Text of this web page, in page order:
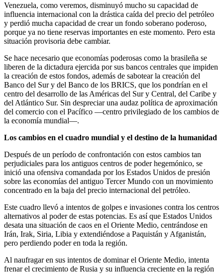
Venezuela, como veremos, disminuyó mucho su capacidad de
influencia internacional con la drástica caída del precio del petróleo
y perdió mucha capacidad de crear un fondo soberano poderoso,
porque ya no tiene reservas importantes en este momento. Pero esta
situación provisoria debe cambiar.
Se hace necesario que economías poderosas como la brasileña se
liberen de la dictadura ejercida por sus bancos centrales que impiden
la creación de estos fondos, además de sabotear la creación del
Banco del Sur y del Banco de los BRICS, que los pondrían en el
centro del desarrollo de las Américas del Sur y Central, del Caribe y
del Atlántico Sur. Sin despreciar una audaz política de aproximación
del comercio con el Pacífico —centro privilegiado de los cambios de
la economía mundial—.
Los cambios en el cuadro mundial y el destino de la humanidad
Después de un período de confrontación con estos cambios tan
perjudiciales para los antiguos centros de poder hegemónico, se
inició una ofensiva comandada por los Estados Unidos de presión
sobre las economías del antiguo Tercer Mundo con un movimiento
concentrado en la baja del precio internacional del petróleo.
Este cuadro llevó a intentos de golpes e invasiones contra los centros
alternativos al poder de estas potencias. Es así que Estados Unidos
desata una situación de caos en el Oriente Medio, centrándose en
Irán, Irak, Siria, Libia y extendiéndose a Paquistán y Afganistán,
pero perdiendo poder en toda la región.
Al naufragar en sus intentos de dominar el Oriente Medio, intenta
frenar el crecimiento de Rusia y su influencia creciente en la región